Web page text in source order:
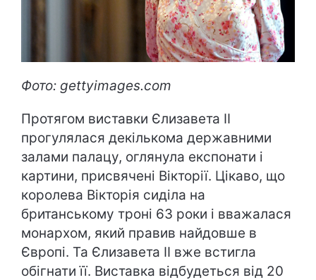
Фото: gettyimages.com
Протягом виставки Єлизавета ІІ
прогулялася декількома державними
залами палацу, оглянула експонати і
картини, присвячені Вікторії. Цікаво, що
королева Вікторія сиділа на
британському троні 63 роки і вважалася
монархом, який правив найдовше в
Європі. Та Єлизавета ІІ вже встигла
обігнати її. Виставка відбудеться від 20